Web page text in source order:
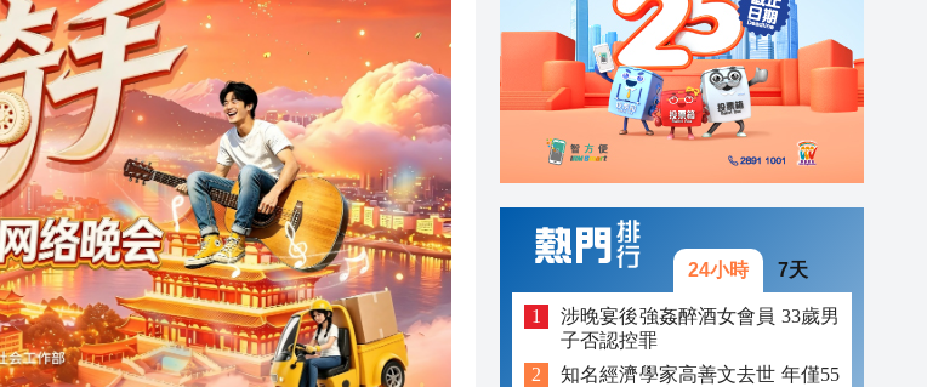
09:10
09:09
09:36
09:31
足 物價維持平穩
09:25
09:16
24小時 7天
涉晚宴後強姦醉酒女會員 33歲男
子否認控罪
知名經濟學家高善文去世 年僅55